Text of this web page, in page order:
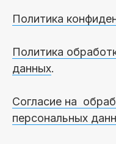
Политика
Политика
данных.
Согласие на
персональных